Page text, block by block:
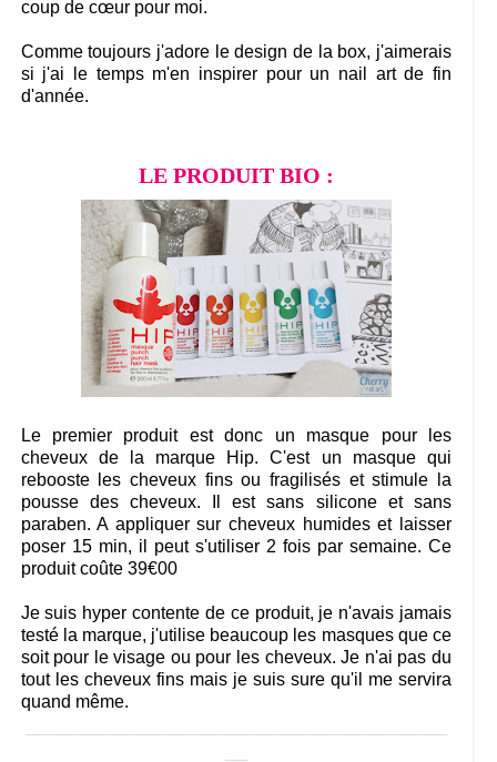
coup de cœur pour moi.
Comme toujours j'adore le design de la box, j'aimerais
si j'ai le temps m'en inspirer pour un nail art de fin
d'année.
LE PRODUIT BIO :
Le premier produit est donc un masque pour les
cheveux de la marque Hip. C'est un masque qui
rebooste les cheveux fins ou fragilisés et stimule la
pousse des cheveux. Il est sans silicone et sans
paraben. A appliquer sur cheveux humides et laisser
poser 15 min, il peut s'utiliser 2 fois par semaine. Ce
produit coûte 39€00
Je suis hyper contente de ce produit, je n'avais jamais
testé la marque, j'utilise beaucoup les masques que ce
soit pour le visage ou pour les cheveux. Je n'ai pas du
tout les cheveux fins mais je suis sure qu'il me servira
quand même.